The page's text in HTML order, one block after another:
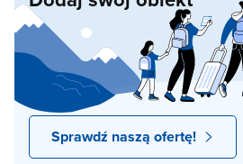
Sprawdź naszą ofertę!